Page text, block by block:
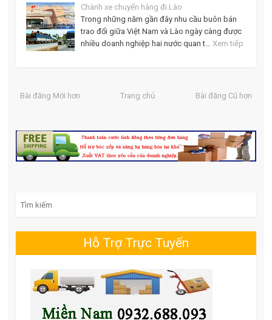
Chành xe chuyển hàng đi Lào
Trong những năm gần đây nhu cầu buôn bán
trao đổi giữa Việt Nam và Lào ngày càng được
nhiều doanh nghiệp hai nước quan t… Xem tiếp
Bài đăng Mới hơn Bài đăng Cũ hơn
Trang chủ
Hỗ Trợ Trực Tuyến